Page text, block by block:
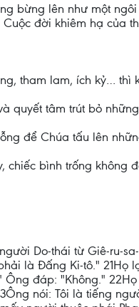
bừng lên như một
đời khiêm hạ của
tham lam, ích kỷ… thì
quyết tâm trút bỏ
để Chúa tấu lên
bình trống không
Do-thái từ Giê-ru-
là Đấng Ki-tô."
đáp: "Không."
nói: Tôi là tiếng